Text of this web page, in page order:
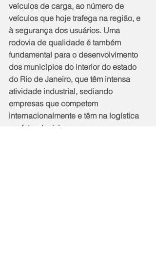
veículos de carga, ao número de
veículos que hoje trafega na região, e
à segurança dos usuários. Uma
rodovia de qualidade é também
fundamental para o desenvolvimento
dos municípios do interior do estado
do Rio de Janeiro, que têm intensa
atividade industrial, sediando
empresas que competem
internacionalmente e têm na logística
um fator decisivo para a